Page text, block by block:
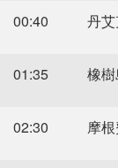
00:40 丹
01:35 橡
02:30 摩